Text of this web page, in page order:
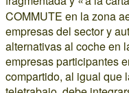
COMMUTE en la zona
empresas del sector y
alternativas al coche en
empresas participantes
compartido, al igual que